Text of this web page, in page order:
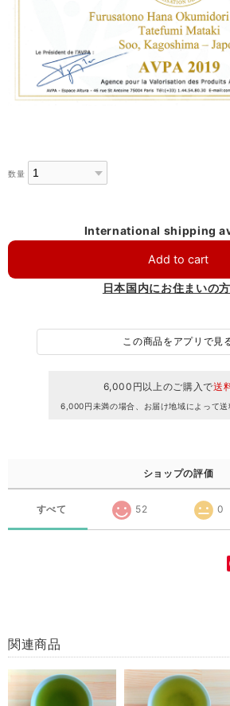
数量
International shipping
Add to cart
日本国内にお住まいの
この商品をアプリで見
6,000円以上のご購入で送
6,000円未満の場合、お届け地域によって送
ショップの評価
すべて 52 0
関連商品